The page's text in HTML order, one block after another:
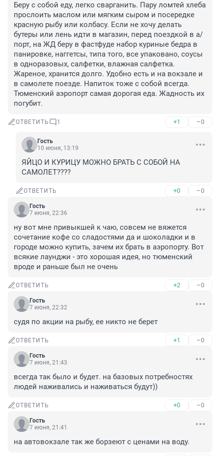
Беру с собой еду, легко сварганить. Пару ломтей хлеба
прослоить маслом или мягким сыром и посередке
красную рыбу или колбасу. Если не хочу делать
бутеры или лень идти в магазин, перед поездкой в а/
порт, на ЖД беру в фастфуде набор куриные бедра в
панировке, наггетсы, типа того, все упаковано, соусы
в одноразовых, салфетки, влажная салфетка.
Жареное, хранится долго. Удобно есть и на вокзале и
в самолете поезде. Напиток тоже с собой всегда.
Тюменский аэропорт самая дорогая еда. Жадность их
погубит.
ОТВЕТИТЬ 1 +1 –0
Гость
10 июня, 13:19
ЯЙЦО И КУРИЦУ МОЖНО БРАТЬ С СОБОЙ НА
САМОЛЕТ????
ОТВЕТИТЬ +0 –0
Гость
7 июня, 22:36
ну вот мне привыкшей к чаю, совсем не вяжется
сочетание кофе со сладостями да и шоколадки и в
городе можно купить, зачем их брать в аэропорту. Вот
всякие лаунджи - это хорошая идея, но тюменский
вроде и раньше был не очень
ОТВЕТИТЬ +2 –0
Гость
7 июня, 22:32
судя по акции на рыбу, ее никто не берет
ОТВЕТИТЬ +1 –0
Гость
7 июня, 21:43
всегда так было и будет. на базовых потребностях
людей наживались и наживаться будут))
ОТВЕТИТЬ +0 –0
Гость
7 июня, 21:41
на автовокзале так же борзеют с ценами на воду.